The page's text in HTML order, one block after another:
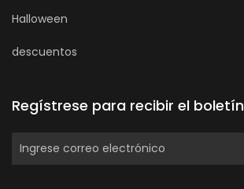
Halloween
descuentos
Regístrese para recibir el boletín